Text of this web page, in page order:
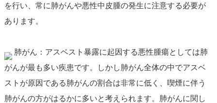
を行い、常に肺がんや悪性中皮腫の発生に注意する必要が
あります。
肺がん：アスベスト暴露に起因する悪性腫瘍としては肺
がんが最も多い疾患です。しかし肺がん全体の中でアスベ
ストが原因である肺がんの割合は非常に低く、喫煙に伴う
肺がんの方がはるかに多いと考えられます。肺がんに関し